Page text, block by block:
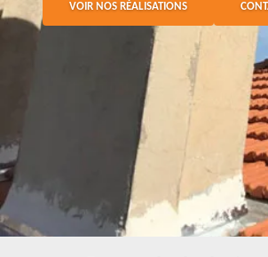
VOIR NOS RÉALISATIONS